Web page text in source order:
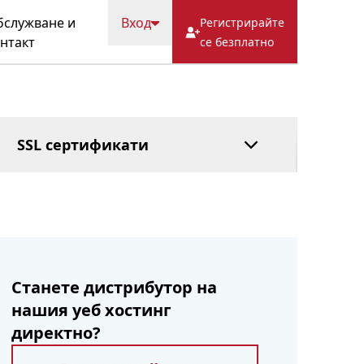
и
Вход
Регистрирайте
се безплатно
SSL сертификати
Попечителска
услуга
Станете дистрибутор на
нашия уеб хостинг
директно?